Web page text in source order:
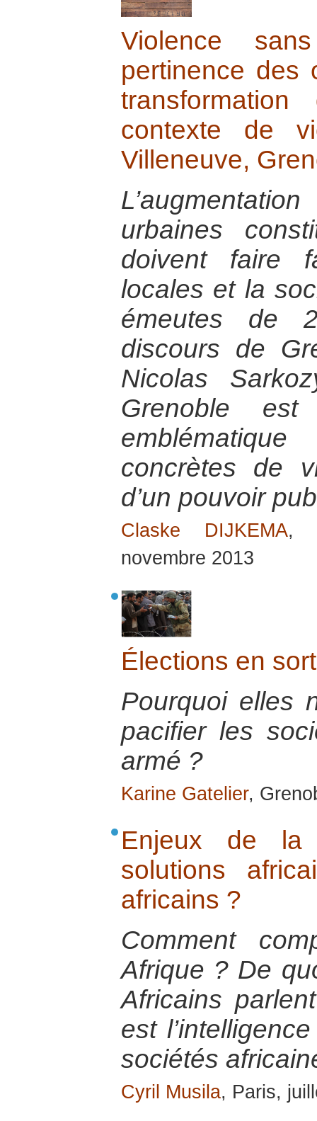
Violence
pertinence des
contexte de
Villeneuve,
urbaines
doivent faire
locales et la
émeutes de
discours de
Nicolas
Grenoble
concrètes de
d’un pouvoir
Claske DIJKEMA,
novembre 2013
Élections en
Pourquoi elles
pacifier les
armé ?
Karine Gatelier,
Enjeux de
solutions
africains ?
Comment
Afrique ? De
Africains
est
sociétés
Cyril Musila, Paris,